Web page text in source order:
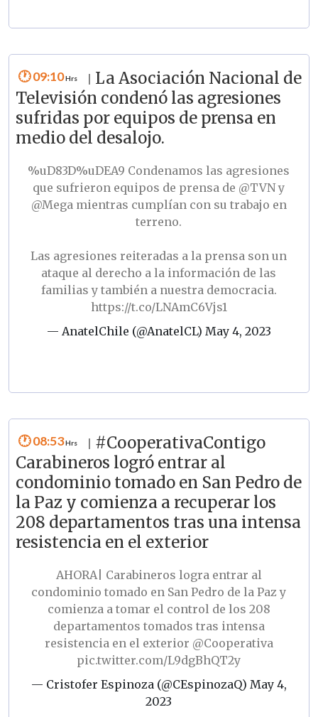
09:10
La Asociación Nacional de
Televisión condenó las agresiones
sufridas por equipos de prensa en
medio del desalojo.
%uD83D%uDEA9 Condenamos las agresiones
que sufrieron equipos de prensa de @TVNy
@Mega mientras cumplían con su trabajo en
terreno.
Las agresiones reiteradas a la prensa son un
ataque al derecho a la información de las
familias y también a nuestra democracia.
https://t.co/LNAmC6Vjs1
— AnatelChile (@AnatelCL) May 4, 2023
08:53
#CooperativaContigo
Carabineros logró entrar al
condominio tomado en San Pedro de
la Paz y comienza a recuperar los
208 departamentos tras una intensa
resistencia en el exterior
AHORA| Carabineros logra entrar al
condominio tomado en San Pedro de la Paz y
comienza a tomar el control de los 208
departamentos tomados tras intensa
resistencia en el exterior @Cooperativa
pic.twitter.com/L9dgBhQT2y
— Cristofer Espinoza (@CEspinozaQ) May 4,
2023